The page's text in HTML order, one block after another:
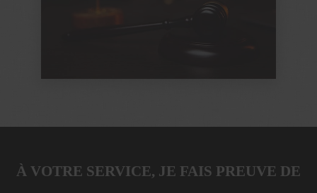
À VOTRE SERVICE, JE FAIS PREUVE DE